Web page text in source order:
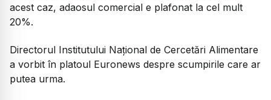
acest caz, adaosul comercial e plafonat la cel mult
20%.
Directorul Institutului Național de Cercetări Alimentare
a vorbit în platoul Euronews despre scumpirile care ar
putea urma.